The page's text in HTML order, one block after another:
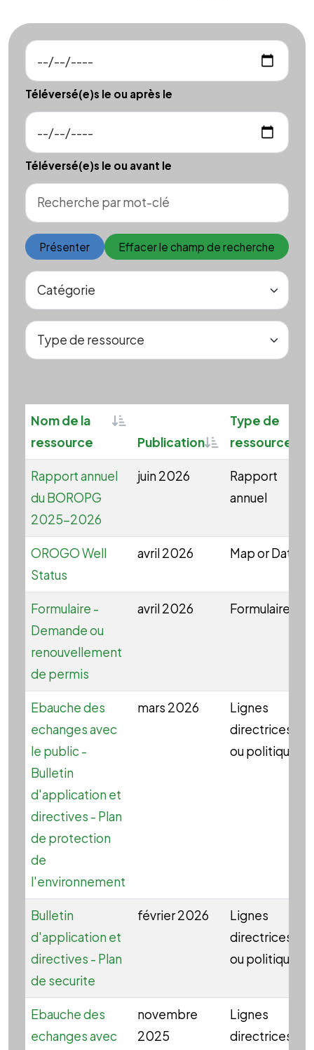
Téléversé(e)s le ou après le
Téléversé(e)s le ou avant le
Présenter Effacer le champ de recherche
Nom de la
ressource
Sortable
PublicationSortable
Type de
ressource
Rapport annuel
du BOROPG
2025-2026
juin 2026
Rapport
annuel
OROGO Well
Status
avril 2026 Map or Data
Formulaire -
Demande ou
renouvellement
de permis
avril 2026 Formulaire
Ebauche des
echanges avec
le public -
Bulletin
d'application et
directives - Plan
de protection
de
l'environnement
mars 2026
Lignes
directrices
ou politique
Bulletin
d'application et
directives - Plan
de securite
février 2026
Lignes
directrices
ou politique
Ebauche des
echanges avec
novembre
2025
Lignes
directrices